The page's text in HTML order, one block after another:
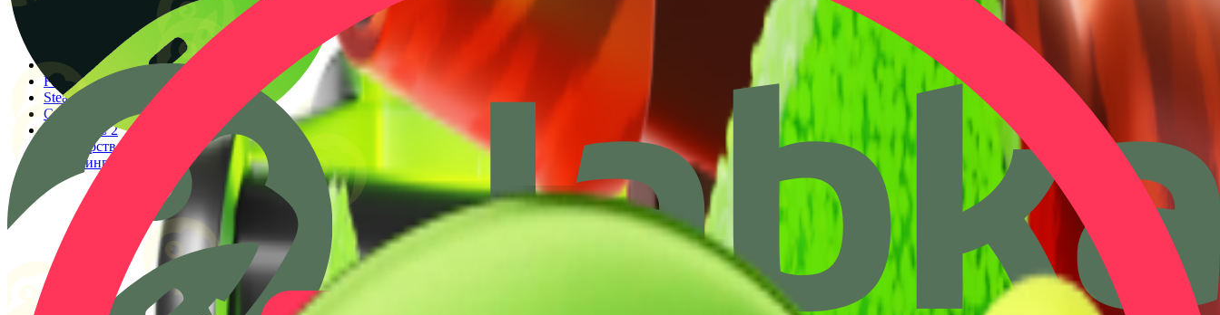
Калькулятор крафтов
Генератор прицелов
Конфиги PRO игроков
Faceit Finder
Steam ID Finder
Стоимость инвентаря Steam
Гайды КС 2
Партнерство
Клиппинг